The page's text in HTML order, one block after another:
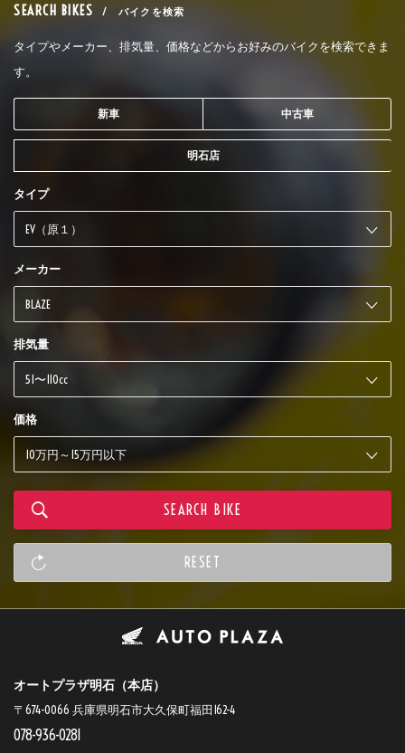
SEARCH BIKES / バイクを検索
タイプやメーカー、排気量、価格などからお好みのバイクを検索できま
す。
新車 中古車
明石店
タイプ
メーカー
排気量
価格
オートプラザ明石（本店）
〒674-0066 兵庫県明石市大久保町福田162-4
078-936-0281